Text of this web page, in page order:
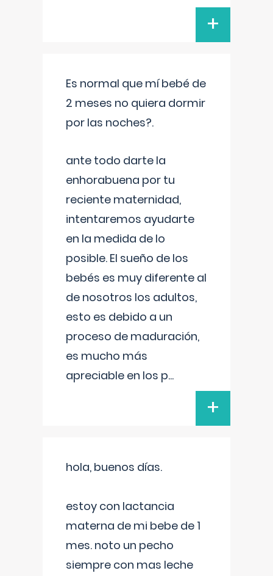
+
Es normal que mí bebé de
2 meses no quiera dormir
por las noches?.
ante todo darte la
enhorabuena por tu
reciente maternidad,
intentaremos ayudarte
en la medida de lo
posible. El sueño de los
bebés es muy diferente al
de nosotros los adultos,
esto es debido a un
proceso de maduración,
es mucho más
apreciable en los p...
+
hola, buenos días.
estoy con lactancia
materna de mi bebe de 1
mes. noto un pecho
siempre con mas leche